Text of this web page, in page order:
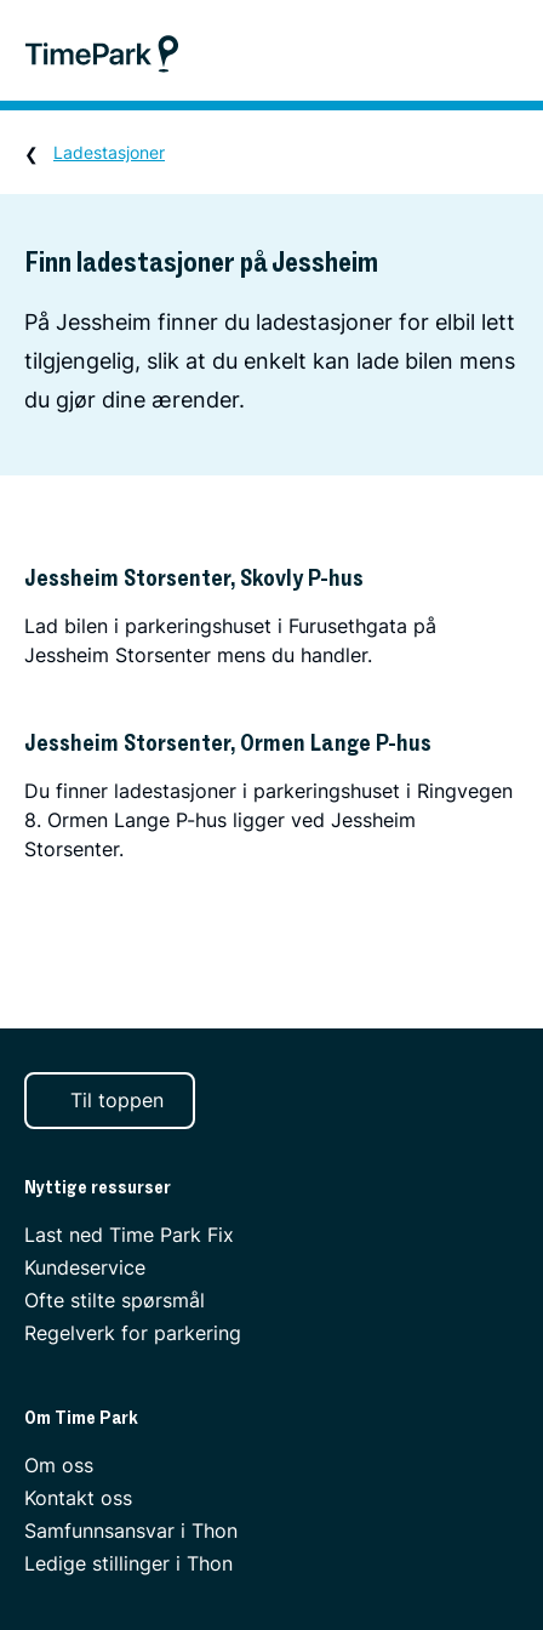
Ladestasjoner
Finn ladestasjoner på Jessheim
På Jessheim finner du ladestasjoner for elbil lett
tilgjengelig, slik at du enkelt kan lade bilen mens
du gjør dine ærender.
Jessheim Storsenter, Skovly P-hus
Lad bilen i parkeringshuset i Furusethgata på
Jessheim Storsenter mens du handler.
Jessheim Storsenter, Ormen Lange P-hus
Du finner ladestasjoner i parkeringshuset i Ringvegen
8. Ormen Lange P-hus ligger ved Jessheim
Storsenter.
Til toppen
Nyttige ressurser
Last ned Time Park Fix
Kundeservice
Ofte stilte spørsmål
Regelverk for parkering
Om Time Park
Om oss
Kontakt oss
Samfunnsansvar i Thon
Ledige stillinger i Thon